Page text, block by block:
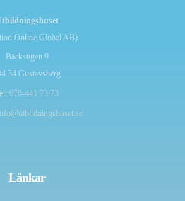
Online Global AB)
Bäckstigen 9
34 Gustavsberg
070-441 73 73
Länkar